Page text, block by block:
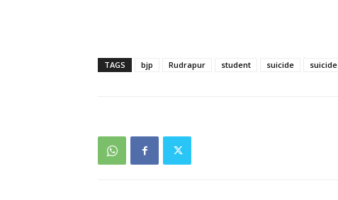
TAGS bjp Rudrapur student suicide